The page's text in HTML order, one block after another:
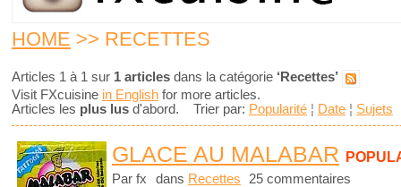
HOME >> RECETTES
Articles 1 à 1 sur 1 articles dans la catégorie ‘Recettes’
Visit FXcuisine in English for more articles.
Articles les plus lus d'abord. Trier par: Popularité ¦ Date ¦ Sujets
GLACE AU MALABAR
Par fx dans Recettes 25 commentaires